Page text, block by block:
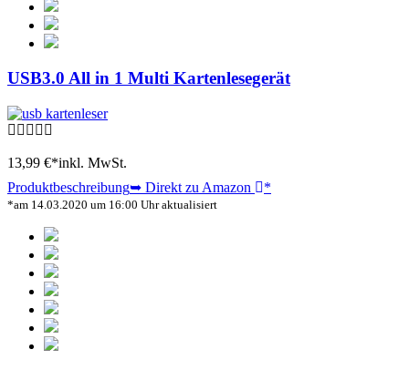
USB3.0 All in 1 Multi Kartenlesegerät
13,99 €*inkl. MwSt.
Produktbeschreibung➥ Direkt zu Amazon *
*am 14.03.2020 um 16:00 Uhr aktualisiert